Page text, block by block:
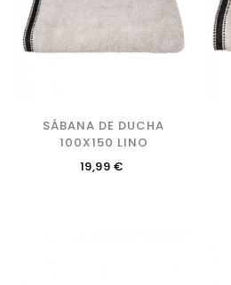
SÁBANA DE DUCHA
100X150 LINO
Precio
19,99 €